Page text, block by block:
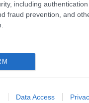
including authentication
fraud prevention, and
Data Access
TÁVOZOTT AZ